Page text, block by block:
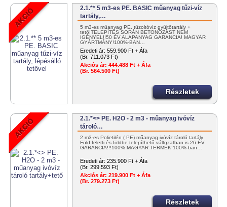
2.1.** 5 m3-es PE. BASIC műanyag tűzi-víz
tartály,…
5 m3-es műanyag PE. tűzoltóvíz gyűjtőtartály +
tető!TELEPÍTÉS SORÁN BETONOZÁST NEM
IGÉNYEL!!50 ÉV ALAPANYAG GARANCIA! MAGYAR
GYÁRTMÁNY!100%-BAN…
Eredeti ár: 559.900 Ft + Áfa
(Br. 711.073 Ft)
Akciós ár: 444.488 Ft + Áfa
(Br. 564.500 Ft)
Részletek
2.1.*<> PE. H2O - 2 m3 - műanyag ivóvíz
tároló…
2 m3-es Polietilén ( PE) műanyag ivóvíz tároló tartály
Föld feletti és földbe telepíthető változatban is.26 ÉV
GARANCIA!!!100% MAGYAR TERMÉK!100%-ban…
Eredeti ár: 235.900 Ft + Áfa
(Br. 299.593 Ft)
Akciós ár: 219.900 Ft + Áfa
(Br. 279.273 Ft)
Részletek